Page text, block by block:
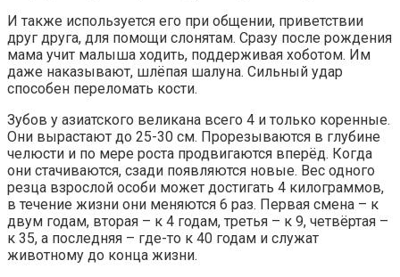
И также используется его при общении, приветствии
друг друга, для помощи слонятам. Сразу после рождения
мама учит малыша ходить, поддерживая хоботом. Им
даже наказывают, шлёпая шалуна. Сильный удар
способен переломать кости.
Зубов у азиатского великана всего 4 и только коренные.
Они вырастают до 25-30 см. Прорезываются в глубине
челюсти и по мере роста продвигаются вперёд. Когда
они стачиваются, сзади появляются новые. Вес одного
резца взрослой особи может достигать 4 килограммов,
в течение жизни они меняются 6 раз. Первая смена – к
двум годам, вторая – к 4 годам, третья – к 9, четвёртая –
к 35, а последняя – где-то к 40 годам и служат
животному до конца жизни.